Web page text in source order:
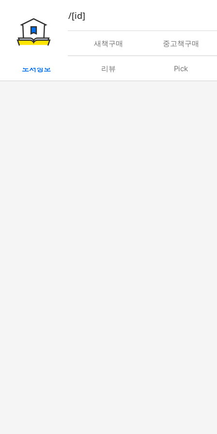
book/rent/[id]
대여 새책구매 중고책구매
도서정보 리뷰 Pick